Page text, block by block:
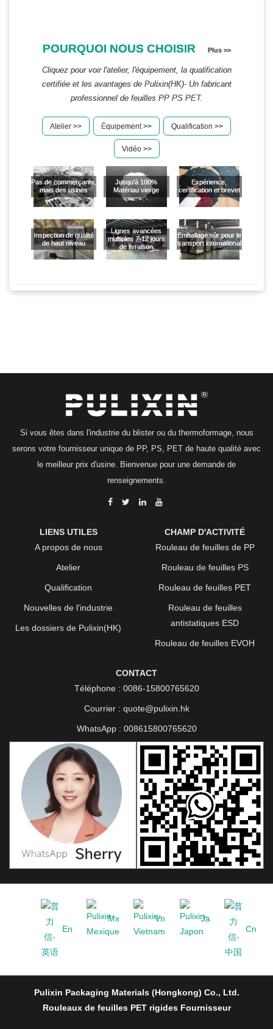
POURQUOI NOUS CHOISIR Plus >>
Cliquez pour voir l'atelier, l'équipement, la qualification
certifiée et les avantages de Pulixin(HK)- Un fabricant
professionnel de feuilles PP PS PET.
Atelier >> Équipement >> Qualification >>
Vidéo >>
Pas de commerçants,
mais des usines
Jusqu'à 100%
Matériau vierge
Expérience,
certification et brevet
Inspection de qualité
de haut niveau
Lignes avancées
multiples 7-12 jours
de livraison
Emballage sûr pour le
transport international
Si vous êtes dans l'industrie du blister ou du thermoformage, nous
serons votre fournisseur unique de PP, PS, PET de haute qualité avec
le meilleur prix d'usine. Bienvenue pour une demande de
renseignements.
LIENS UTILES
A propos de nous
Atelier
Qualification
Nouvelles de l'industrie
Les dossiers de Pulixin(HK)
CHAMP D'ACTIVITÉ
Rouleau de feuilles de PP
Rouleau de feuilles PS
Rouleau de feuilles PET
Rouleau de feuilles
antistatiques ESD
Rouleau de feuilles EVOH
CONTACT
Téléphone : 0086-15800765620
Courrier : quote@pulixin.hk
WhatsApp : 008615800765620
En
Mx Vn
Ja
Cn
Pulixin Packaging Materials (Hongkong) Co., Ltd.
Rouleaux de feuilles PET rigides Fournisseur